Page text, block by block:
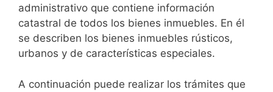
administrativo que contiene información
catastral de todos los bienes inmuebles. En él
se describen los bienes inmuebles rústicos,
urbanos y de características especiales.
A continuación puede realizar los trámites que